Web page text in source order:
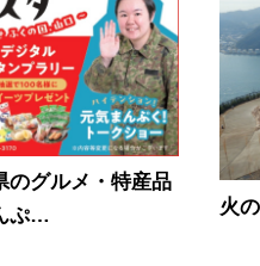
のグルメ・特産品
ぷ…
火